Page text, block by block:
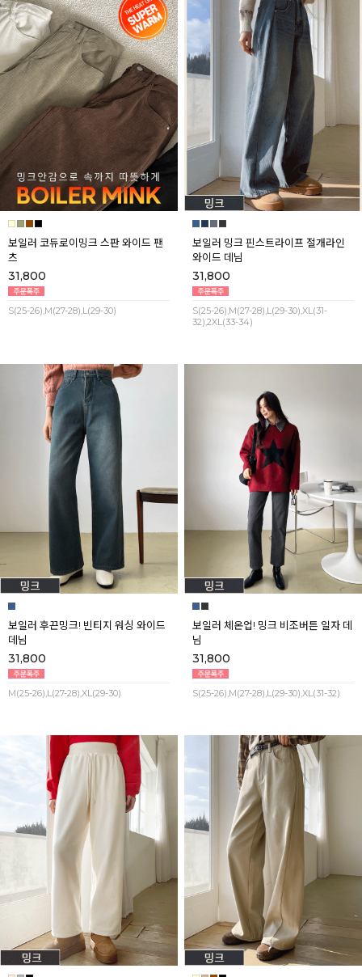
보일러 코듀로이밍크 스판 와이드 팬
츠
31,800
S(25-26),M(27-28),L(29-30)
보일러 밍크 핀스트라이프 절개라인
와이드 데님
31,800
S(25-26),M(27-28),L(29-30),XL(31-
32),2XL(33-34)
보일러 후끈밍크! 빈티지 워싱 와이드
데님
31,800
M(25-26),L(27-28),XL(29-30)
보일러 체온업! 밍크 비조버튼 일자 데
님
31,800
S(25-26),M(27-28),L(29-30),XL(31-32)